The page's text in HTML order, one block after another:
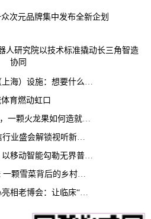
次元品牌集中发布全新企划
人研究院以技术标准撬动长三角智造
协同
育燃动虹口